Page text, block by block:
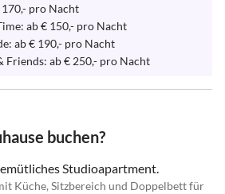
pro Nacht
ab € 150,- pro Nacht
ab € 190,- pro Nacht
Friends: ab € 250,- pro Nacht
buchen?
Studioapartment.
Küche, Sitzbereich und Doppelbett für